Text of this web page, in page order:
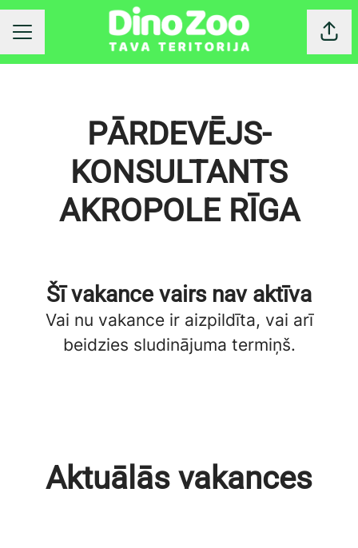
KARJERAS IZVĒLNE
PĀRDEVĒJS-
KONSULTANTS
AKROPOLE RĪGA
Šī vakance vairs nav aktīva
Vai nu vakance ir aizpildīta, vai arī
beidzies sludinājuma termiņš.
Aktuālās vakances